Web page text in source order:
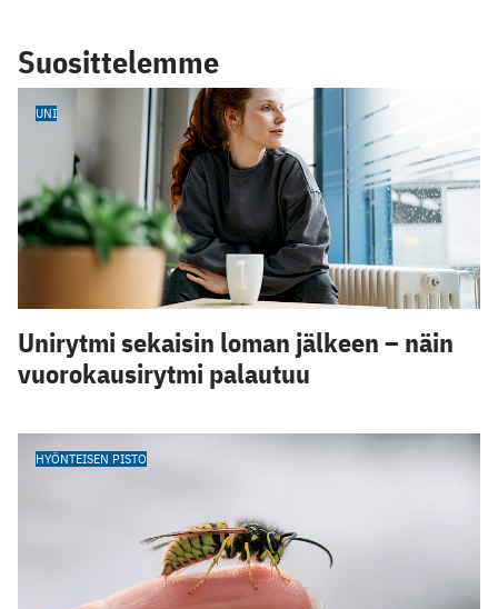
Suosittelemme
UNI
Unirytmi sekaisin loman jälkeen – näin
vuorokausirytmi palautuu
HYÖNTEISEN PISTO